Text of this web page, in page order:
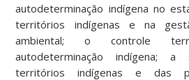
autodeterminação indígena no
territórios indígenas e na
ambiental; o controle
autodeterminação indígena; a
territórios indígenas e das